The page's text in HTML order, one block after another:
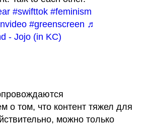
#swifttok #feminism
#greenscreen ♬
- Jojo (in KC)
о том, что контент тяжел для
можно только